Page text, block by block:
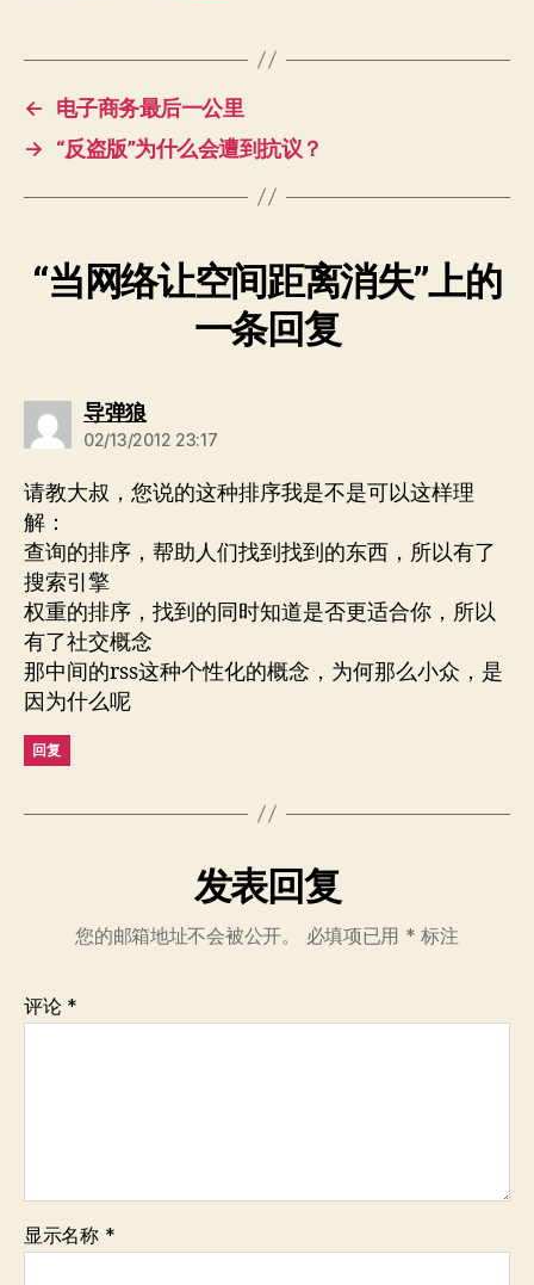
←
电子商务最后一公里
→
“反盗版”为什么会遭到抗议？
“当网络让空间距离消失”上的
一条回复
导弹狼说：
02/13/2012 23:17
请教大叔，您说的这种排序我是不是可以这样理
解：
查询的排序，帮助人们找到找到的东西，所以有了
搜索引擎
权重的排序，找到的同时知道是否更适合你，所以
有了社交概念
那中间的rss这种个性化的概念，为何那么小众，是
因为什么呢
回复
发表回复
您的邮箱地址不会被公开。 必填项已用 * 标注
评论 *
显示名称 *